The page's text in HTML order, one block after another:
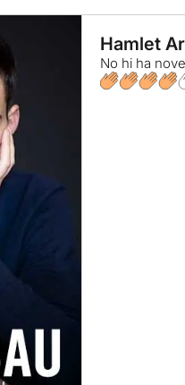
Hamlet
No hi ha